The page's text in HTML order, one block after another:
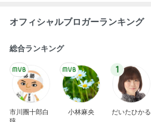
オフィシャルブロガーランキング
総合ランキング
市川團十郎白
猿
小林麻央
1
だいたひかる